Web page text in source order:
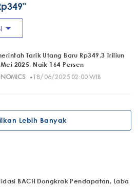
arrow_drop_down
Tarik Utang Baru Rp349,3 Triliun
2025, Naik 164 Persen
· 18/06/2025 02:00 WIB
Lebih Banyak
BACH Dongkrak Pendapatan, Laba